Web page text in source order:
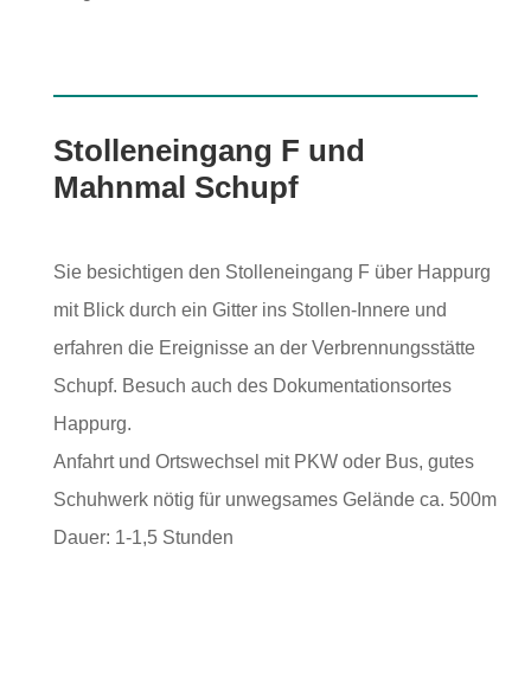
Stolleneingang F und
Mahnmal Schupf
Sie besichtigen den Stolleneingang F über Happurg
mit Blick durch ein Gitter ins Stollen-Innere und
erfahren die Ereignisse an der Verbrennungsstätte
Schupf. Besuch auch des Dokumentationsortes
Happurg.
Anfahrt und Ortswechsel mit PKW oder Bus, gutes
Schuhwerk nötig für unwegsames Gelände ca. 500m
Dauer: 1-1,5 Stunden